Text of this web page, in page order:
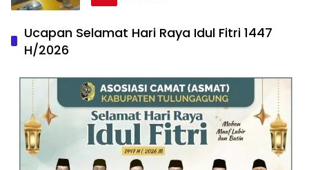
Ucapan Selamat Hari Raya Idul Fitri 1447
H/2026